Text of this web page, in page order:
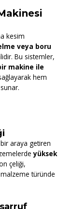
kesim
veya boru
Bu sistemler,
makine ile
hem
araya getiren
yüksek
çeliği,
türünde